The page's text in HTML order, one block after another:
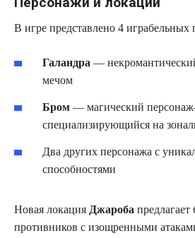
В игре представлено 4 играбельных
Галандра —
мечом
Бром — магический
специализирующийся на
Два других персонажа с
способностями
Новая локация Джароба
противников с изощренными